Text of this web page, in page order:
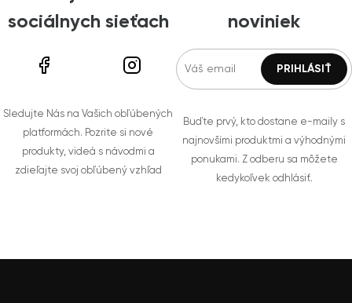
sociálnych sieťach
Sledujte Nás na Vašich obľúbených
platformách. Pozrite si nové
produkty, videá s návodmi a
zdieľajte svoj obľúbený vzhľad
noviniek
Buďte prvý, kto dostane e-maily s
najnovšími produktmi a výhodnými
ponukami. Z odberu sa môžete
kedykoľvek odhlásiť.